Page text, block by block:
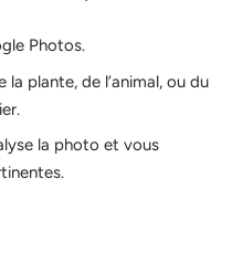
Photos.
la plante, de l’animal, ou du
la photo et vous